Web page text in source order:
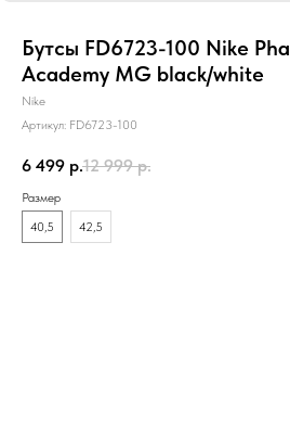
Бутсы FD6723-100 Nike
Academy MG black/white
Nike
Артикул: FD6723-100
6 499 р.12 999 р.
Размер
40,5
42,5